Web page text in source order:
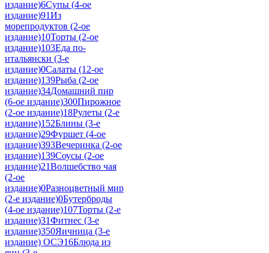
издание)6Супы (4-ое
издание)91Из
морепродуктов (2-ое
издание)10Торты (2-ое
издание)103Еда по-
итальянски (3-е
издание)0Салаты (12-ое
издание)139Рыба (2-ое
издание)34Домашний пир
(6-ое издание)300Пирожное
(2-ое издание)18Рулеты (2-е
издание)152Блины (3-е
издание)29Фуршет (4-ое
издание)393Вечеринка (2-ое
издание)139Соусы (2-ое
издание)21Волшебство чая
(2-ое
издание)0Разноцветный мир
(2-е издание)0Бутерброды
(4-ое издание)107Торты (2-е
издание)31Фитнес (3-е
издание)350Яичница (3-е
издание) ОСЭ16Блюда из